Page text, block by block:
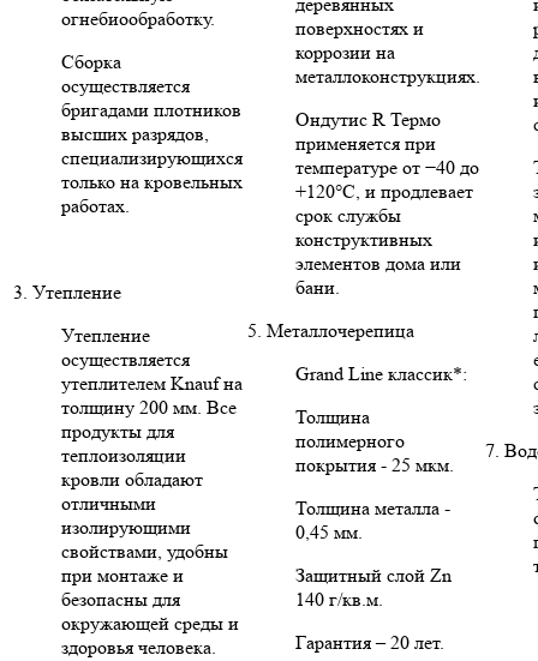
огнебиообработку.
Сборка
осуществляется
бригадами плотников
высших разрядов,
специализирующихся
только на кровельных
работах.
3. Утепление
Утепление
осуществляется
утеплителем Knauf на
толщину 200 мм. Все
продукты для
теплоизоляции
кровли обладают
отличными
изолирующими
свойствами, удобны
при монтаже и
безопасны для
окружающей среды и
здоровья человека.
поверхностях и
коррозии на
металлоконструкциях.
Ондутис R Термо
применяется при
температуре от −40 до
+120°C, и продлевает
срок службы
конструктивных
элементов дома или
бани.
5. Металлочерепица
Grand Line классик*:
Толщина
полимерного
покрытия - 25 мкм.
Толщина металла -
0,45 мм.
Защитный слой Zn
140 г/кв.м.
Гарантия – 20 лет.
7.